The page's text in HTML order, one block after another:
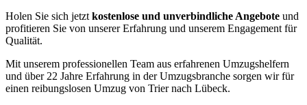
Holen Sie sich jetzt kostenlose und unverbindliche Angebote und
profitieren Sie von unserer Erfahrung und unserem Engagement für
Qualität.
Mit unserem professionellen Team aus erfahrenen Umzugshelfern
und über 22 Jahre Erfahrung in der Umzugsbranche sorgen wir für
einen reibungslosen Umzug von Trier nach Lübeck.